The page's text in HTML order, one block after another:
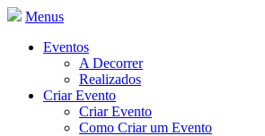
Menus
Eventos
A Decorrer
Realizados
Criar Evento
Criar Evento
Como Criar um Evento